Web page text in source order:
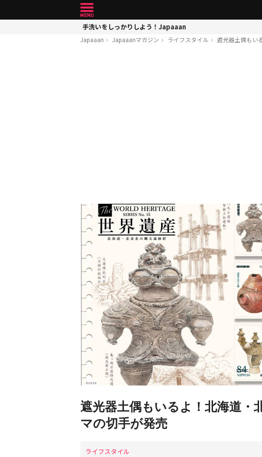
手洗いをしっかりしよう！Japaaan
Japaaan Japaaanマガジン ライフスタイル 遮光器土偶もい
遮光器土偶もいるよ！北海道・
マの切手が発売
ライフスタイル